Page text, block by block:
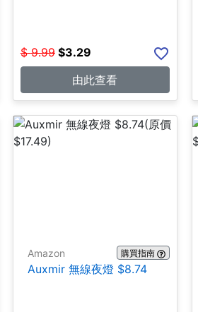
$ 9.99 $3.29
由此查看
Amazon 購買指南
Auxmir 無線夜燈 $8.74